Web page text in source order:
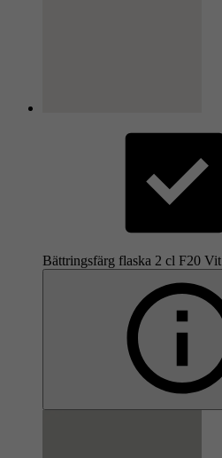
Bättringsfärg flaska 2 cl F20 Vit